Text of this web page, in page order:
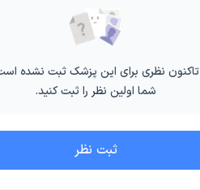
تاکنون نظری برای این پزشک ثبت نشده
شما اولین نظر را ثبت کنید.
ثبت نظر